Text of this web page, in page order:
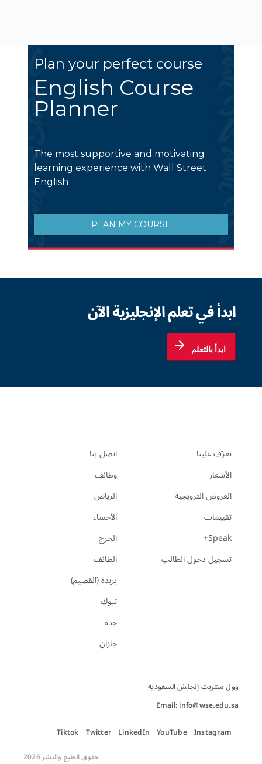
ابدأ في تعلم الإنجليزية الآن
ابدأ بالتعلم
تعرّف علينا
الأسعار
العروض الترويجية
تقييمات
Speak+
تسجيل دخول الطالب
اتصل بنا
وظائف
الرياض
الأحساء
الخرج
الطائف
بريدة (القصيم)
تبوك
جدة
جازان
وول ستريت إنجلش السعودية
Email: info@wse.edu.sa
Instagram
YouTube
LinkedIn
Twitter
Tiktok
حقوق الطبع والنشر 2026